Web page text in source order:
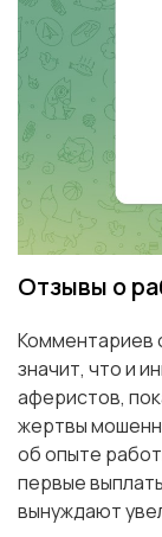
Отзывы о
Комментариев
значит, что и
аферистов,
жертвы
об опыте
первые
вынуждают